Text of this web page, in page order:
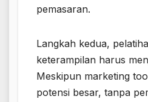
pemasaran.
Langkah kedua,
keterampilan harus
Meskipun marketing
potensi besar, tanpa